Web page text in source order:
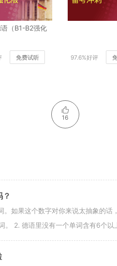
（B1-B2强化
免费试听 97.6%好评
16
如果这个数字对你来说太抽象的
。 2. 德语里没有一个单词含有6个以